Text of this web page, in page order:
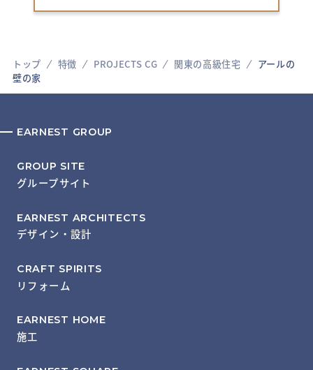
トップ 特徴 PROJECTS CG 関東の高級住宅
アールの
壁の家
EARNEST GROUP
GROUP SITE
グループサイト
EARNEST ARCHITECTS
デザイン・設計
CRAFT SPIRITS
リフォーム
EARNEST HOME
施工